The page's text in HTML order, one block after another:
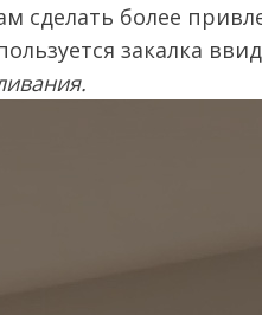
сделать более
закалка